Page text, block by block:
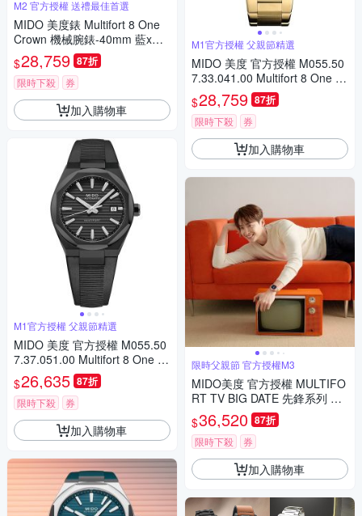
M2 官方授權 送禮最佳首選
MIDO 美度錶 Multifort 8 One
Crown 機械腕錶-40mm 藍x金
色 M0555073304100
$28,759 87折
限時下殺 券
加入購物車
M1官方授權 父親節精選
MIDO 美度 官方授權 M055.50
7.37.051.00 Multifort 8 One Cr
own 先鋒系列 幾何八角機械錶
寵爸時刻 送禮推薦-黑 M05550
73705100
$26,635 87折
限時下殺 券
加入購物車
M1官方授權 父親節精選
MIDO 美度 官方授權 M055.50
7.33.041.00 Multifort 8 One Cr
own 先鋒系列 幾何八角機械錶
寵爸時刻 送禮推薦-藍x金 M05
55073304100
$28,759 87折
限時下殺 券
加入購物車
限時父親節 官方授權M3
MIDO美度 官方授權 MULTIFO
RT TV BIG DATE 先鋒系列 李
鍾碩配戴款 TV大日期窗 機械腕
錶 父親節 禮物 推薦 40mm/M0
495263304100
$36,520 87折
限時下殺 券
加入購物車